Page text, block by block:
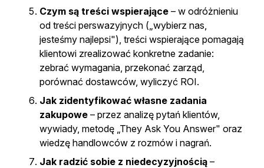
Czym są treści wspierające – w odróżnieniu
od treści perswazyjnych („wybierz nas,
jesteśmy najlepsi"), treści wspierające pomagają
klientowi zrealizować konkretne zadanie:
zebrać wymagania, przekonać zarząd,
porównać dostawców, wyliczyć ROI.
Jak zidentyfikować własne zadania
zakupowe – przez analizę pytań klientów,
wywiady, metodę „They Ask You Answer" oraz
wiedzę handlowców z rozmów i nagrań.
Jak radzić sobie z niedecyzyjnością –